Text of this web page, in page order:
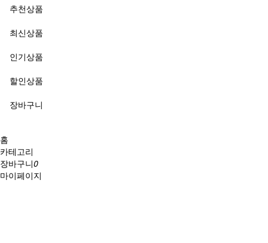
추천상품
최신상품
인기상품
할인상품
장바구니
홈
카테고리
장바구니0
마이페이지